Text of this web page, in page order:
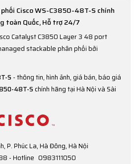
Cisco WS-C3850-48T-S chính
toàn Quốc, Hỗ trợ 24/7
Catalyst C3850 Layer 3 48 port
stackable phân phối bởi
S - thông tin, hình ảnh, giá bán, báo giá
48T-Schính hãng tại Hà Nội và Sài
P. Phúc La, Hà Đông, Hà Nội
- Hotline 0983111050